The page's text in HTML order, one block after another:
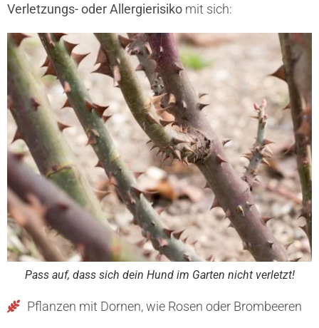
Verletzungs- oder Allergierisiko mit sich:
Pass auf, dass sich dein Hund im Garten nicht verletzt!
Pflanzen mit Dornen, wie Rosen oder Brombeeren